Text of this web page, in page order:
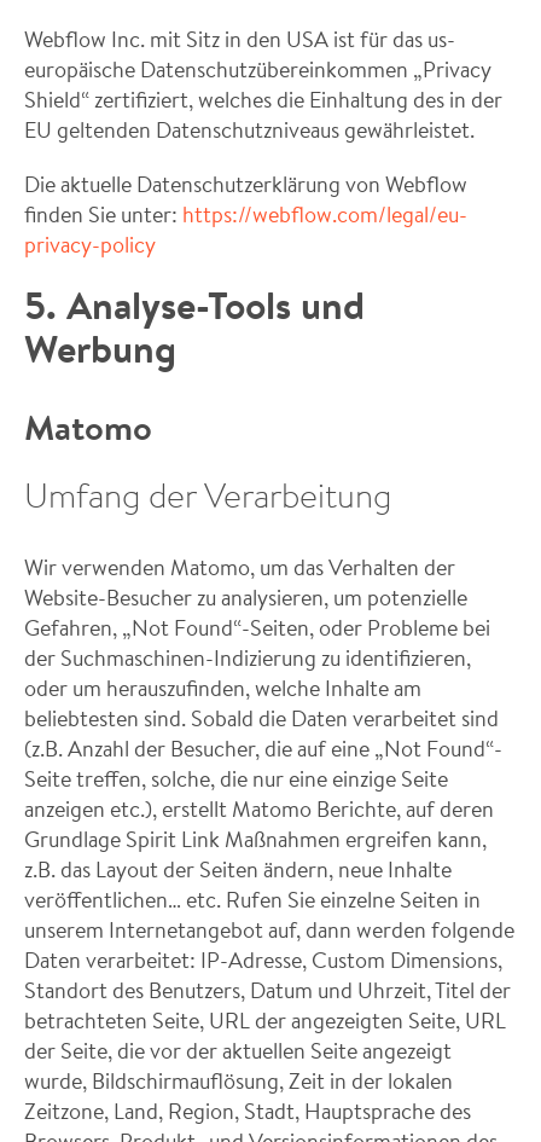
Webflow Inc. mit Sitz in den USA ist für das us-
europäische Datenschutzübereinkommen „Privacy
Shield“ zertifiziert, welches die Einhaltung des in der
EU geltenden Datenschutzniveaus gewährleistet.
Die aktuelle Datenschutzerklärung von Webflow
finden Sie unter: https://webflow.com/legal/eu-
privacy-policy
5. Analyse-Tools und
Werbung
Matomo
Umfang der Verarbeitung
Wir verwenden Matomo, um das Verhalten der
Website-Besucher zu analysieren, um potenzielle
Gefahren, „Not Found“-Seiten, oder Probleme bei
der Suchmaschinen-Indizierung zu identifizieren,
oder um herauszufinden, welche Inhalte am
beliebtesten sind. Sobald die Daten verarbeitet sind
(z.B. Anzahl der Besucher, die auf eine „Not Found“-
Seite treffen, solche, die nur eine einzige Seite
anzeigen etc.), erstellt Matomo Berichte, auf deren
Grundlage Spirit Link Maßnahmen ergreifen kann,
z.B. das Layout der Seiten ändern, neue Inhalte
veröffentlichen… etc. Rufen Sie einzelne Seiten in
unserem Internetangebot auf, dann werden folgende
Daten verarbeitet: IP-Adresse, Custom Dimensions,
Standort des Benutzers, Datum und Uhrzeit, Titel der
betrachteten Seite, URL der angezeigten Seite, URL
der Seite, die vor der aktuellen Seite angezeigt
wurde, Bildschirmauflösung, Zeit in der lokalen
Zeitzone, Land, Region, Stadt, Hauptsprache des